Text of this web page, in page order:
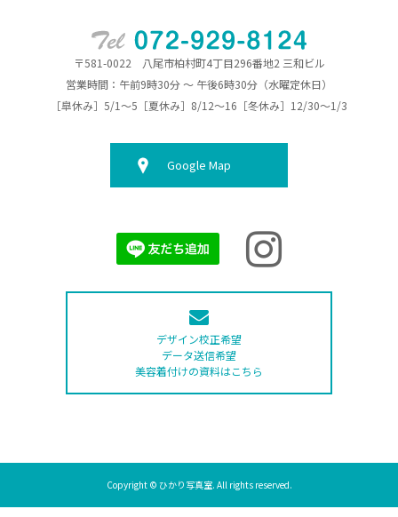
〒581-0022 八尾市柏村町4丁目296番地2 三和ビル
営業時間：午前9時30分 ～ 午後6時30分（水曜定休日）
［皐休み］5/1～5［夏休み］8/12～16［冬休み］12/30～1/3
Google Map
デザイン校正希望
データ送信希望
美容着付けの資料はこちら
Copyright © ひかり写真室. All rights reserved.